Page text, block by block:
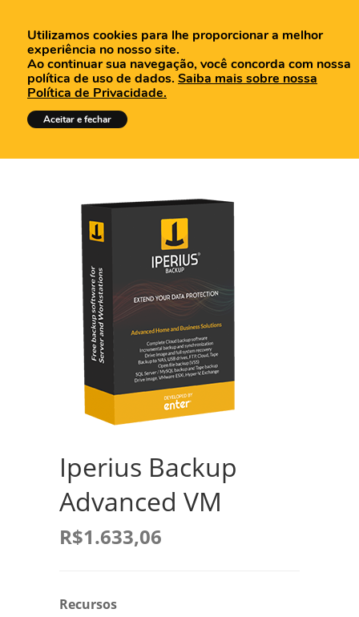
Shop
Iperius Backup
Advanced VM
R$1.633,06
Recursos
Utilizamos cookies para lhe proporcionar a melhor
experiência no nosso site.
Ao continuar sua navegação, você concorda com nossa
política de uso de dados. Saiba mais sobre nossa
Política de Privacidade.
Aceitar e fechar